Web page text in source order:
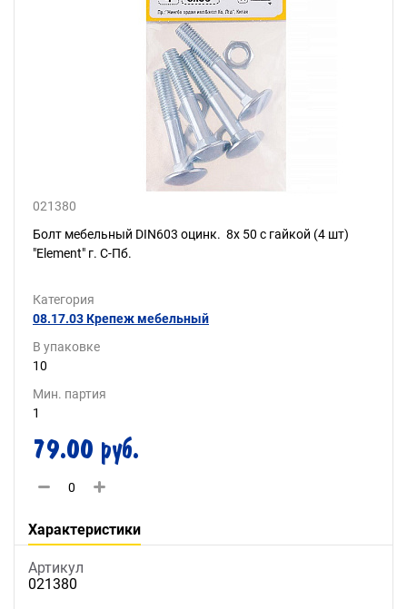
021380
Болт мебельный DIN603 оцинк. 8х 50 с гайкой (4 шт)
"Element" г. С-Пб.
Категория
08.17.03 Крепеж мебельный
В упаковке
10
Мин. партия
1
79.00 руб.
Характеристики
Артикул
021380